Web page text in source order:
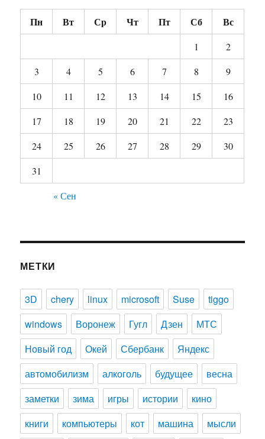
Пн Вт Ср Чт Пт Сб Вс
1
2
3
4 5 6 7 8
9
10
11 12 13 14 15
16
17
18 19 20 21 22
23
24
25 26 27 28 29
30
31
« Сен
МЕТКИ
3D chery linux microsoft Suse
tiggo
windows
Воронеж Гугл Дзен
МТС
Новый год
Окей Сбербанк
Яндекс
автомобилизм
алкоголь будущее
весна
заметки
зима игры истории
кино
книги
компьютеры кот машина
мысли